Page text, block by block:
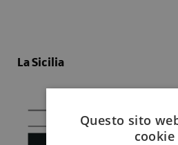
La Sicilia
Questo sito
cookie